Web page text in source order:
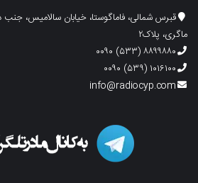
ماگری، پلاک۲
۸۸۹۹۸۸۰ (۵۳۳) ۰۰۹۰
۱۰۱۶۱۰۰ (۵۳۹) ۰۰۹۰
info@radiocyp.com